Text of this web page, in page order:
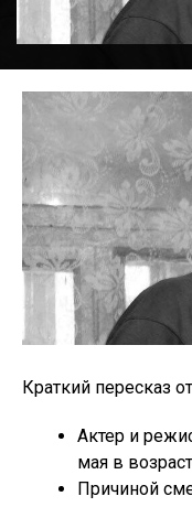
Краткий пересказ
Актер и
мая в
Причиной